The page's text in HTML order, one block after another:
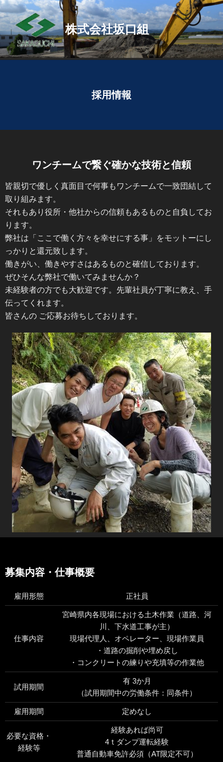
株式会社坂口組
採用情報
ワンチームで繋ぐ確かな技術と信頼
皆親切で優しく真面目で何事もワンチームで一致団結して
取り組みます。
それもあり役所・他社からの信頼もあるものと自負してお
ります。
弊社は「ここで働く方々を幸せにする事」をモットーにし
っかりと還元致します。
働きがい、働きやすさはあるものと確信しております。
ぜひそんな弊社で働いてみませんか？
未経験者の方でも大歓迎です。先輩社員が丁寧に教え、手
伝ってくれます。
皆さんの ご応募お待ちしております。
募集内容・仕事概要
雇用形態 正社員
仕事内容
宮崎県内各現場における土木作業（道路、河
川、下水道工事が主）
現場代理人、オペレーター、現場作業員
・道路の掘削や埋め戻し
・コンクリートの練りや充填等の作業他
試用期間
有 3か月
（試用期間中の労働条件：同条件）
雇用期間 定めなし
必要な資格・
経験等
経験あれば尚可
4ｔダンプ運転経験
普通自動車免許必須（AT限定不可）